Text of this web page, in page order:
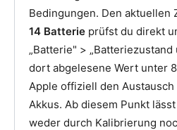
Bedingungen. Den aktuellen
14 Batterie prüfst du direkt
„Batterie" >
dort abgelesene Wert unter
Apple offiziell den
Akkus. Ab diesem Punkt
weder durch Kalibrierung